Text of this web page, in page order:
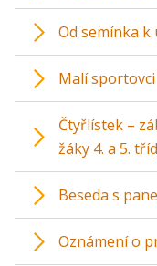
Od semínka
Malí
Čtyřlístek –
žáky 4. a 5.
Beseda s
Oznámení o